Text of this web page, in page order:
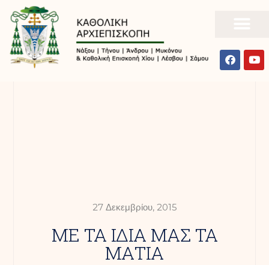
27 Δεκεμβρίου, 2015
ΜΕ ΤΑ ΙΔΙΑ ΜΑΣ ΤΑ
ΜΑΤΙΑ